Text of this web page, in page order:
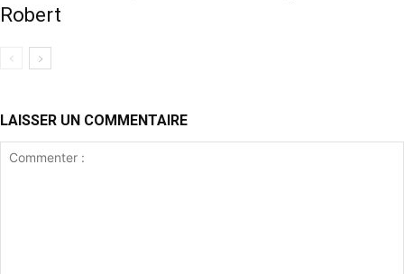
Robert
LAISSER UN COMMENTAIRE